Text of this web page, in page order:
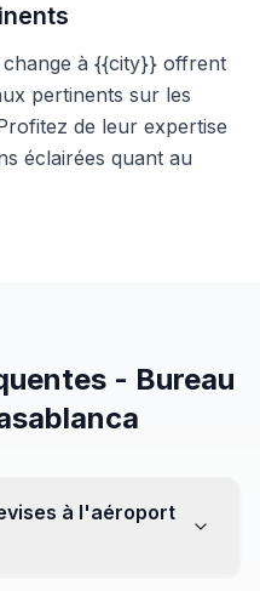
à {{city}} offrent
pertinents sur les
de leur expertise
éclairées quant au
- Bureau
à l'aéroport